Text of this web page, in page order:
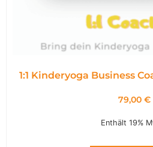
1:1 Kinderyoga Business
79,00 €
Enthält 19%